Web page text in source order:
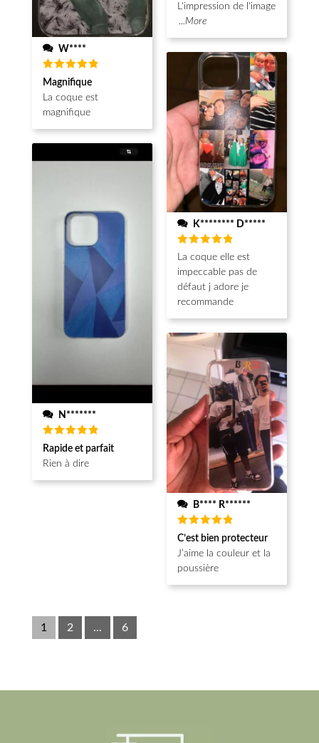
W****
Note5
sur 5
Magnifique
La coque est
magnifique
N*******
Note5
sur 5
Rapide et parfait
Rien à dire
L'impression de l'image
...More
K******** D*****
Note5
sur 5
La coque elle est
impeccable pas de
défaut j adore je
recommande
B**** R******
Note5
sur 5
C’est bien protecteur
J’aime la couleur et la
poussière
1 2 ... 6